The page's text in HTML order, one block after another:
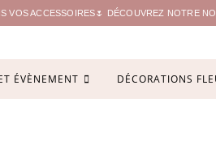
VOS ACCESSOIRES🌷 DÉCOUVREZ NOTRE
ÉVÈNEMENT DÉCORATIONS